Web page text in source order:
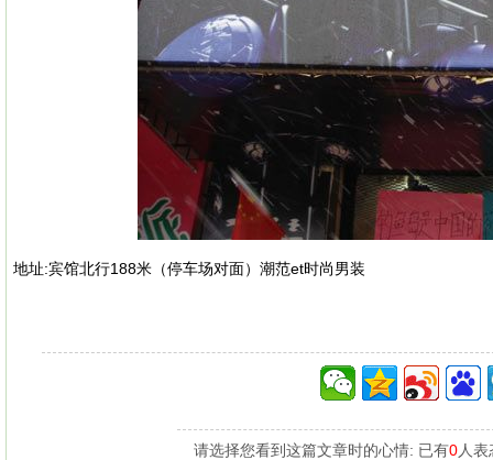
地址:宾馆北行188米（停车场对面）潮范et时尚男装
请选择您看到这篇文章时的心情: 已有0人